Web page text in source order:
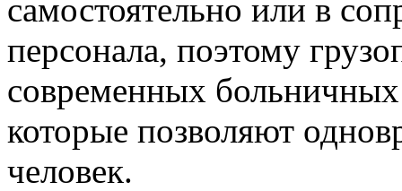
самостоятельно или в
персонала, поэтому
современных больничных
которые позволяют
человек.